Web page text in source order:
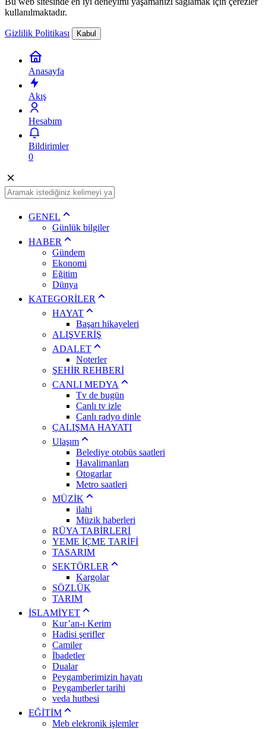
kullanılmaktadır.
Gizlilik Politikası Kabul
Anasayfa
Akış
Hesabım
Bildirimler
0
GENEL
Günlük bilgiler
HABER
Gündem
Ekonomi
Eğitim
Dünya
KATEGORİLER
HAYAT
Başarı hikayeleri
ALIŞVERİŞ
ADALET
Noterler
ŞEHİR REHBERİ
CANLI MEDYA
Tv de bugün
Canlı tv izle
Canlı radyo dinle
ÇALIŞMA HAYATI
Ulaşım
Belediye otobüs saatleri
Havalimanları
Otogarlar
Metro saatleri
MÜZİK
ilahi
Müzik haberleri
RÜYA TABİRLERİ
YEME İÇME TARİFİ
TASARIM
SEKTÖRLER
Kargolar
SÖZLÜK
TARIM
İSLAMİYET
Kur’an-ı Kerim
Hadisi şerifler
Camiler
İbadetler
Dualar
Peygamberimizin hayatı
Peygamberler tarihi
veda hutbesi
EĞİTİM
Meb elekronik işlemler